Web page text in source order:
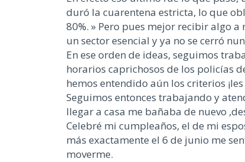
duró la cuarentena estricta, lo que
80%. » Pero pues mejor recibir algo
un sector esencial y ya no se cerró
En ese orden de ideas, seguimos
horarios caprichosos de los policías
hemos entendido aún los criterios
Seguimos entonces trabajando y
llegar a casa me bañaba de nuevo
Celebré mi cumpleaños, el de mi
más exactamente el 6 de junio me
moverme.